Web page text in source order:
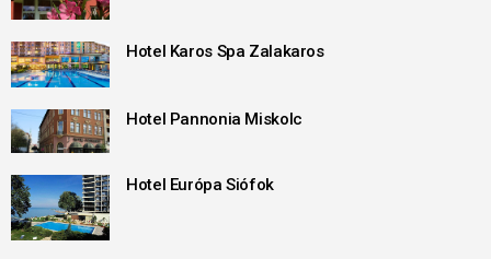
Hotel Karos Spa Zalakaros
Hotel Pannonia Miskolc
Hotel Európa Siófok